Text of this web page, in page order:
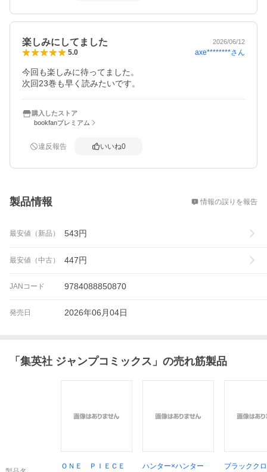
楽しみにしてました 2026/06/12
5.0 axe********さん
今回も楽しみに待ってました。
次回23巻も早く読みたいです。
購入したストア
bookfanプレミアム
違反報告 いいね0
製品情報 情報の誤りを報告
最安値（新品） 543円
最安値（中古） 447円
JANコード 9784088850870
発売日 2026年06月04日
「 集英社 ジャンプコミックス 」の売れ筋製品
ＯＮＥ ＰＩＥＣＥ
ハンター×ハンター
ブラックク